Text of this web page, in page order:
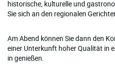
historische, kulturelle und
Sie sich an den regionalen
Am Abend können Sie dann den
einer Unterkunft hoher Qualität in
in genießen.